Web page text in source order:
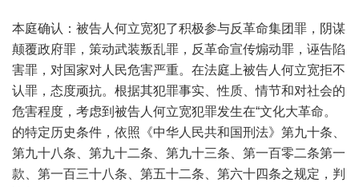
本庭确认：被告人何立宽犯了积极参与反革命集团罪，阴谋
颠覆政府罪，策动武装叛乱罪，反革命宣传煽动罪，诬告陷
害罪，对国家对人民危害严重。在法庭上被告人何立宽拒不
认罪，态度顽抗。根据其犯罪事实、性质、情节和对社会的
危害程度，考虑到被告人何立宽犯罪发生在“文化大革命。
的特定历史条件，依照《中华人民共和国刑法》第九十条、
第九十八条、第九十二条、第九十三条、第一百零二条第一
款、第一百三十八条、第五十二条、第六十四条之规定，判